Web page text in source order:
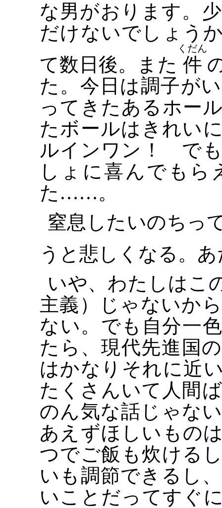
な男がおります。
だけないでしょう
て数日後。また 件
くだん
た。今日は調子が
ってきたあるホー
たボールはきれい
ルインワン！ で
しょに喜んでもら
た……。
窒息したいのちっ
うと悲しくなる。
いや、わたしはこ
主義）じゃないか
ない。でも自分一
たら、現代先進国
はかなりそれに近
たくさんいて人間
のん気な話じゃな
あえずほしいもの
つでご飯も炊ける
いも調節できるし
いことだってすぐ